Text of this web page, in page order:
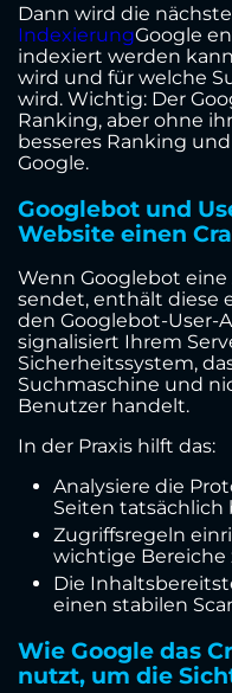
Dann wird die
IndexierungGoogle
indexiert werden
wird und für welche
wird. Wichtig: Der
Ranking, aber ohne
besseres Ranking
Google.
Googlebot und
Website einen
Wenn Googlebot eine
sendet, enthält diese
den Googlebot-User-
signalisiert Ihrem
Sicherheitssystem,
Suchmaschine und
Benutzer handelt.
In der Praxis hilft das:
Analysiere die
Seiten tatsächlich
Zugriffsregeln
wichtige Bereiche
Die
einen stabilen
Wie Google das
nutzt, um die